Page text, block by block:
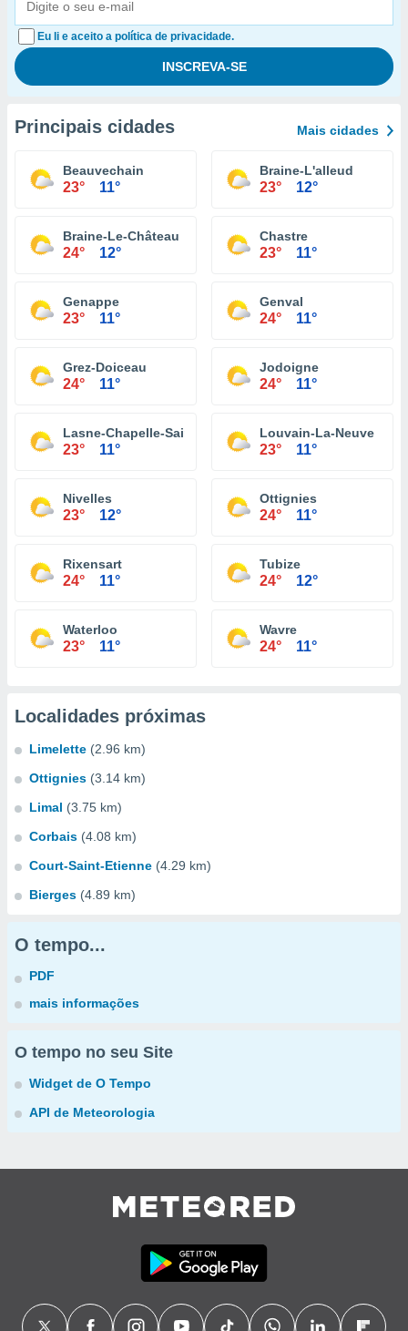
Eu li e aceito a política de privacidade.
Principais cidades Mais cidades
Beauvechain
23° 11°
Braine-L'alleud
23° 12°
Braine-Le-Château
24° 12°
Chastre
23° 11°
Genappe
23° 11°
Genval
24° 11°
Grez-Doiceau
24° 11°
Jodoigne
24° 11°
Lasne-Chapelle-Saint-Lambert
23° 11°
Louvain-La-Neuve
23° 11°
Nivelles
23° 12°
Ottignies
24° 11°
Rixensart
24° 11°
Tubize
24° 12°
Waterloo
23° 11°
Wavre
24° 11°
Localidades próximas
Limelette (2.96 km)
Ottignies (3.14 km)
Limal (3.75 km)
Corbais (4.08 km)
Court-Saint-Etienne (4.29 km)
Bierges (4.89 km)
O tempo...
PDF
mais informações
O tempo no seu Site
Widget de O Tempo
API de Meteorologia